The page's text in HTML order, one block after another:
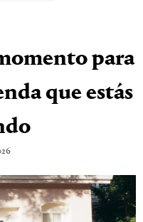
para
que estás